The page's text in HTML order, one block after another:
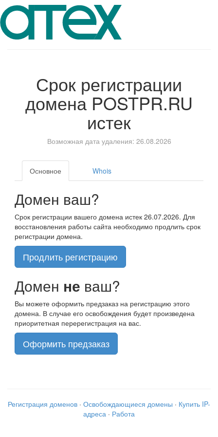
Срок регистрации
домена POSTPR.RU
истек
Возможная дата удаления: 26.08.2026
Основное Whois
Домен ваш?
Срок регистрации вашего домена истек 26.07.2026. Для
восстановления работы сайта необходимо продлить срок
регистрации домена.
Продлить регистрацию
Домен не ваш?
Вы можете оформить предзаказ на регистрацию этого
домена. В случае его освобождения будет произведена
приоритетная перерегистрация на вас.
Оформить предзаказ
Регистрация доменов · Освобождающиеся домены · Купить IP-
адреса · Работа